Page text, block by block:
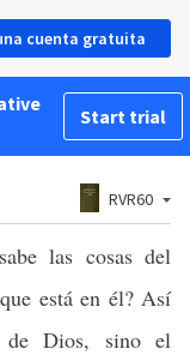
cuenta gratuita
Start trial
RVR60
las cosas del
está en él? Así
de Dios, sino el